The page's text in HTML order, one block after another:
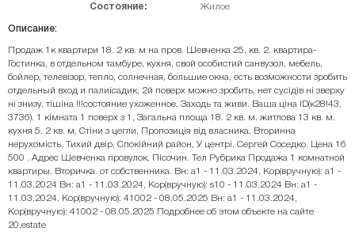
Состояние:
Жилое
Описание:
Продаж 1к квартири 18. 2 кв. м на пров. Шевченка 25, кв. 2. квартира-
Гостинка, в отдельном тамбуре, кухня, свой особистий санвузол, мебель,
бойлер, телевізор, тепло, солнечная, большие окна, есть возможности зробить
отдельный вход и палиісадик, 2й поверх можно зробить, нет сусідів ні зверху
ні знизу, тішіна !!!состояние ухоженное. Заходь та живи. Ваша ціна ID(к28!43,
3736). 1 кімната 1 поверх з 1, Загальна площа 18. 2 кв. м. житлова 13 кв. м.
кухня 5. 2 кв. м, Стіни з цегли, Пропозиція від власника, Вторинна
нерухомість, Тихий двір, Спокійний район, У центрі. Сергей Соседко. Цена 16
500 . Адрес Шевченка провулок, Пісочин. Тел Рубрика Продажа 1 комнатной
квартиры. Вторичка. от собственника. Вн: a1 - 11.03.2024, Кор(вручную): a1 -
11.03.2024 Вн: a1 - 11.03.2024, Кор(вручную): s10 - 11.03.2024 Вн: a1 -
11.03.2024, Кор(вручную): 41002 - 08.05.2025 Вн: a1 - 11.03.2024,
Кор(вручную): 41002 - 08.05.2025 Подробнее об этом объекте на сайте
20.estate